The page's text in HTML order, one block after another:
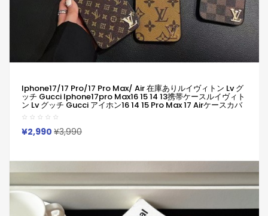
Iphone17/17 Pro/17 Pro Max/ Air 在庫ありルイヴィトン Lv グ
ッチ Gucci Iphone17pro Max16 15 14 13携帯ケースルイヴィト
ン Lv グッチ Gucci アイホン16 14 15 Pro Max 17 Airケースカバ
ー 上品 ルイヴィトン Lv グッチ Gucci Iphone16 15 14 13pro
Maxケース Lvカジュアル アイホン16 15 14 13 12 11ケース 全面保
護限定版 ビジネス風
¥2,990 ¥3,990